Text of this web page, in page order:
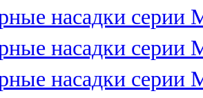
насадки серии
насадки серии
насадки серии